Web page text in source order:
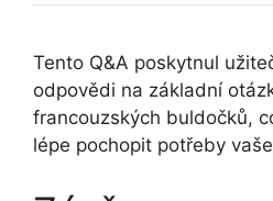
Tento Q&A poskytnul
odpovědi na základní
francouzských buldočků,
lépe pochopit potřeby